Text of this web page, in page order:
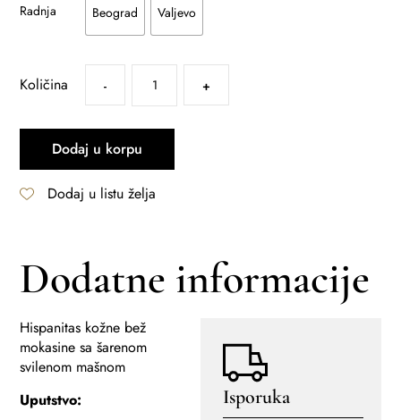
Radnja Beograd Valjevo
Količina - +
Dodaj u korpu
Dodaj u listu želja
Dodatne informacije
Hispanitas kožne bež
mokasine sa šarenom
svilenom mašnom
Uputstvo:
Isporuka